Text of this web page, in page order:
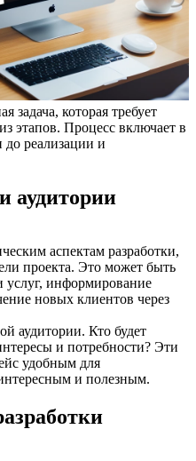
задача, которая требует
этапов. Процесс включает в
до реализации и
аудитории
аспектам разработки,
проекта. Это может быть
услуг, информирование
новых клиентов через
аудитории. Кто будет
и потребности? Эти
удобным для
и полезным.